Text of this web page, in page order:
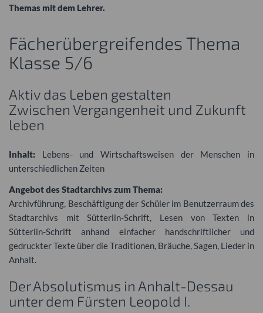
Themas mit dem Lehrer.
Fächerübergreifendes Thema
Klasse 5/6
Aktiv das Leben gestalten
Zwischen Vergangenheit und Zukunft
leben
Inhalt: Lebens- und Wirtschaftsweisen der Menschen in
unterschiedlichen Zeiten
Angebot des Stadtarchivs zum Thema:
Archivführung, Beschäftigung der Schüler im Benutzerraum des
Stadtarchivs mit Sütterlin-Schrift, Lesen von Texten in
Sütterlin-Schrift anhand einfacher handschriftlicher und
gedruckter Texte über die Traditionen, Bräuche, Sagen, Lieder in
Anhalt.
Der Absolutismus in Anhalt-Dessau
unter dem Fürsten Leopold I.